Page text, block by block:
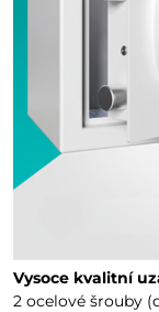
Vysoce kvalitní
2 ocelové šrouby